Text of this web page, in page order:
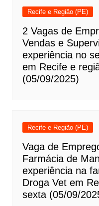
Recife e Região (PE)
2 Vagas de
Vendas e
experiência no
em Recife e
(05/09/2025)
Recife e Região (PE)
Vaga de
Farmácia de
experiência na
Droga Vet em
sexta (05/09/